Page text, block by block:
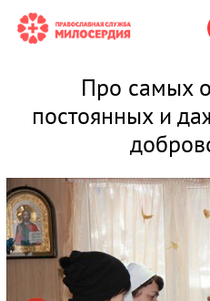
Про самых
постоянных и